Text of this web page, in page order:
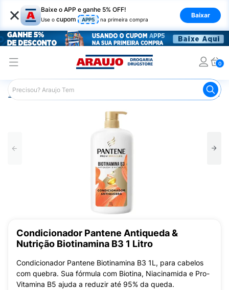
× Baixe o APP e ganhe 5% OFF!
Use o cupom APP5 na primeira compra
Baixar
0
Araujo Cabelo Cabelos com Queda
Condicionador Pantene Antiqueda &
Nutrição Biotinamina B3 1 Litro
Condicionador Pantene Biotinamina B3 1L, para cabelos
com quebra. Sua fórmula com Biotina, Niacinamida e Pro-
Vitamina B5 ajuda a reduzir até 95% da queda.